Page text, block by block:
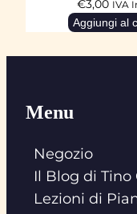
€3,00 IVA
Aggiungi al
Menu
Negozio
Il Blog di Tino
Lezioni di